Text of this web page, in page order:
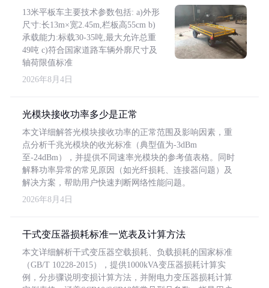
13米平板车主要技术参数包括: a)外形
尺寸:长13m×宽2.45m,栏板高55cm b)
承载能力:标载30-35吨,最大允许总重
49吨 c)符合国家道路车辆外廓尺寸及
轴荷限值标准
2026年8月4日
光模块接收功率多少是正常
本文详细解答光模块接收功率的正常范围及影响因素，重
点分析千兆光模块的收光标准（典型值为-3dBm
至-24dBm），并提供不同速率光模块的参考值表格。同时
解释功率异常的常见原因（如光纤损耗、连接器问题）及
解决方案，帮助用户快速判断网络性能问题。
2026年8月4日
干式变压器损耗标准一览表及计算方法
本文详细解析干式变压器空载损耗、负载损耗的国家标准
（GB/T 10228-2015），提供1000kVA变压器损耗计算实
例，分步骤说明变损计算方法，并附电力变压器损耗计算